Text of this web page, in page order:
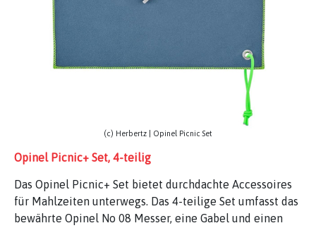
(c) Herbertz | Opinel Picnic Set
Opinel Picnic+ Set, 4-teilig
Das Opinel Picnic+ Set bietet durchdachte Accessoires
für Mahlzeiten unterwegs. Das 4-teilige Set umfasst das
bewährte Opinel No 08 Messer, eine Gabel und einen